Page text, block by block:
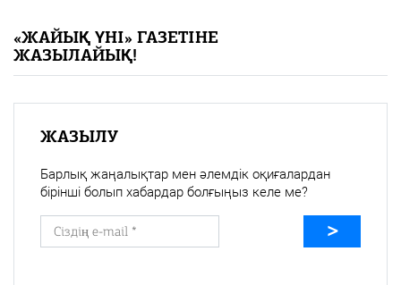
«Жайық үні» — 33 жыл
Каталог
«ЖАЙЫҚ ҮНІ» ГАЗЕТІНЕ
ЖАЗЫЛАЙЫҚ!
ЖАЗЫЛУ
Барлық жаңалықтар мен әлемдік оқиғалардан
бірінші болып хабардар болғыңыз келе ме?